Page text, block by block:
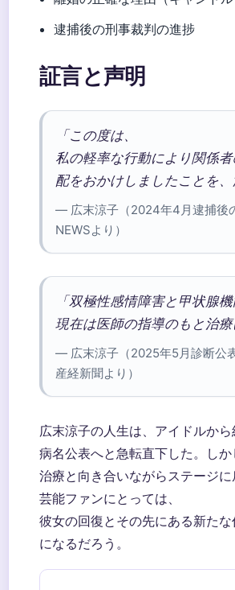
逮捕後の刑事裁判の進捗
証言と声明
「この度は、
私の軽率な行動により関係
配をおかけしましたことを
— 広末涼子（2024年4月逮捕後
NEWSより）
「双極性感情障害と甲状腺
現在は医師の指導のもと治
— 広末涼子（2025年5月診断公
産経新聞より）
広末涼子の人生は、アイドルか
病名公表へと急転直下した。し
治療と向き合いながらステージに
芸能ファンにとっては、
彼女の回復とその先にある新た
になるだろう。